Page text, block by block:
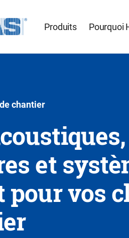
Produits Pourquoi
chantier
et
pour vos